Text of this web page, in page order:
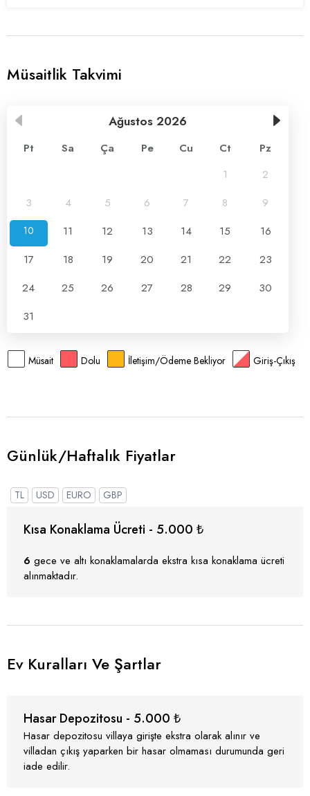
Müsaitlik Takvimi
Ağustos 2026
Pt Sa Ça Pe Cu Ct
Pz
1
2
3
4 5 6 7 8 9
10 11 12 13 14 15
16
17
18 19 20 21 22
23
24
25 26 27 28 29
30
31
Müsait Dolu İletişim/Ödeme Bekliyor Giriş-Çıkış
Günlük/Haftalık Fiyatlar
TL USD EURO GBP
Kısa Konaklama Ücreti - 5.000 ₺
6 gece ve altı konaklamalarda ekstra kısa konaklama ücreti
alınmaktadır.
Ev Kuralları Ve Şartlar
Hasar Depozitosu - 5.000 ₺
Hasar depozitosu villaya girişte ekstra olarak alınır ve
villadan çıkış yaparken bir hasar olmaması durumunda geri
iade edilir.